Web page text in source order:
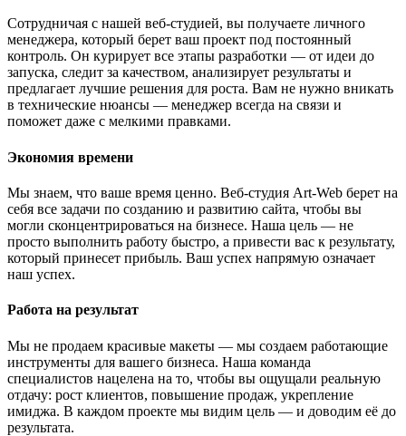
Сотрудничая с нашей веб-студией, вы получаете личного
менеджера, который берет ваш проект под постоянный
контроль. Он курирует все этапы разработки — от идеи до
запуска, следит за качеством, анализирует результаты и
предлагает лучшие решения для роста. Вам не нужно вникать
в технические нюансы — менеджер всегда на связи и
поможет даже с мелкими правками.
Экономия времени
Мы знаем, что ваше время ценно. Веб-студия Art-Web берет на
себя все задачи по созданию и развитию сайта, чтобы вы
могли сконцентрироваться на бизнесе. Наша цель — не
просто выполнить работу быстро, а привести вас к результату,
который принесет прибыль. Ваш успех напрямую означает
наш успех.
Работа на результат
Мы не продаем красивые макеты — мы создаем работающие
инструменты для вашего бизнеса. Наша команда
специалистов нацелена на то, чтобы вы ощущали реальную
отдачу: рост клиентов, повышение продаж, укрепление
имиджа. В каждом проекте мы видим цель — и доводим её до
результата.